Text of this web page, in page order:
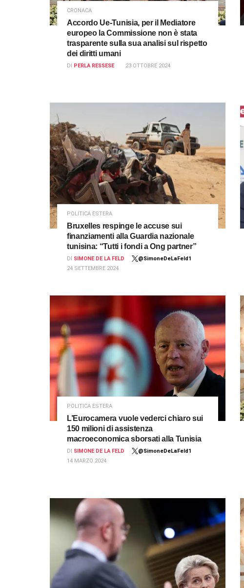
CRONACA
Accordo Ue-Tunisia, per il Mediatore
europeo la Commissione non è stata
trasparente sulla sua analisi sul rispetto
dei diritti umani
DI PERLA RESSESE 23 OTTOBRE 2024
POLITICA ESTERA
Bruxelles respinge le accuse sui
finanziamenti alla Guardia nazionale
tunisina: “Tutti i fondi a Ong partner”
DI SIMONE DE LA FELD
@SimoneDeLaFeld1
24 SETTEMBRE 2024
POLITICA ESTERA
L’Eurocamera vuole vederci chiaro sui
150 milioni di assistenza
macroeconomica sborsati alla Tunisia
DI SIMONE DE LA FELD
@SimoneDeLaFeld1
14 MARZO 2024